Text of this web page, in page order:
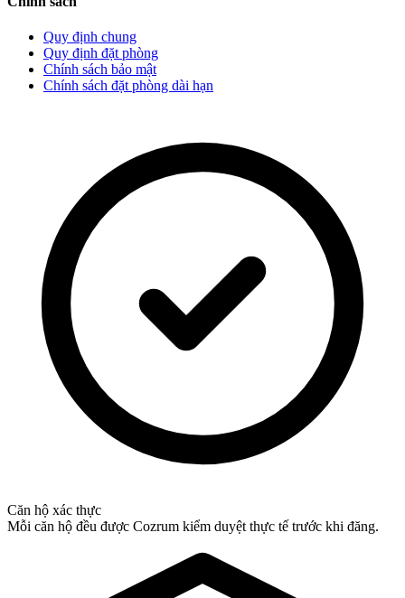
Quy định chung
Quy định đặt phòng
Chính sách bảo mật
Chính sách đặt phòng dài hạn
Căn hộ xác thực
Mỗi căn hộ đều được Cozrum kiểm duyệt thực tế trước khi đăng.